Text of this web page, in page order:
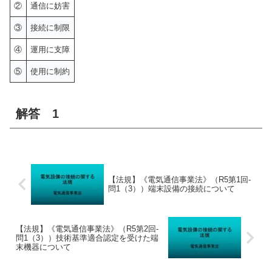
② 通信に妨害
③ 接続に制限
④ 運用に支障
⑤ 使用に制約
解答 1
【法規】《電気通信事業法》（R5第1回-
問1（3））端末設備の接続について
【法規】《電気通信事業法》（R5第2回-
問1（3））技術基準適合認定を受けた端
末機器について